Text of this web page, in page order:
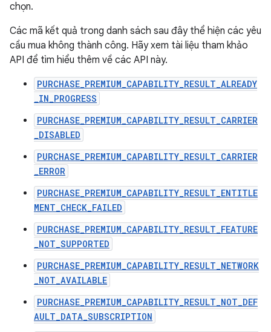
chọn.
Các mã kết quả trong danh sách sau đây thể hiện các yêu
cầu mua không thành công. Hãy xem tài liệu tham khảo
API để tìm hiểu thêm về các API này.
PURCHASE_PREMIUM_CAPABILITY_RESULT_ALREADY
_IN_PROGRESS
PURCHASE_PREMIUM_CAPABILITY_RESULT_CARRIER
_DISABLED
PURCHASE_PREMIUM_CAPABILITY_RESULT_CARRIER
_ERROR
PURCHASE_PREMIUM_CAPABILITY_RESULT_ENTITLE
MENT_CHECK_FAILED
PURCHASE_PREMIUM_CAPABILITY_RESULT_FEATURE
_NOT_SUPPORTED
PURCHASE_PREMIUM_CAPABILITY_RESULT_NETWORK
_NOT_AVAILABLE
PURCHASE_PREMIUM_CAPABILITY_RESULT_NOT_DEF
AULT_DATA_SUBSCRIPTION